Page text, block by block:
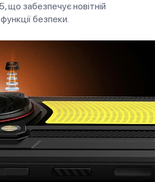
що забезпечує новітній
безпеки.